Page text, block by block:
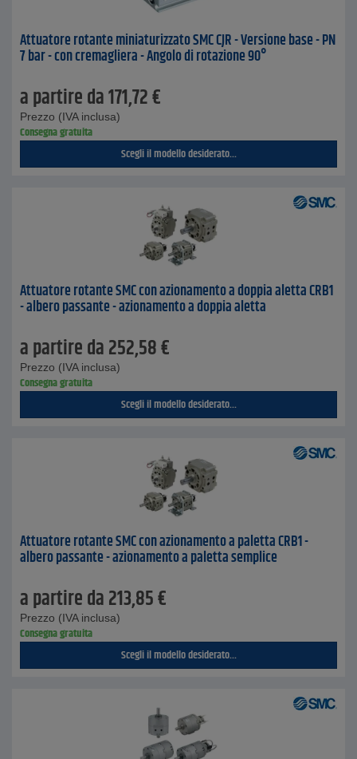
Attuatore rotante miniaturizzato SMC CJR - Versione base - PN
7 bar - con cremagliera - Angolo di rotazione 90°
a partire da171,72€
Prezzo (IVA inclusa)
Consegna gratuita
Scegli il modello desiderato...
Attuatore rotante SMC con azionamento a doppia aletta CRB1
- albero passante - azionamento a doppia aletta
a partire da252,58€
Prezzo (IVA inclusa)
Consegna gratuita
Scegli il modello desiderato...
Attuatore rotante SMC con azionamento a paletta CRB1 -
albero passante - azionamento a paletta semplice
a partire da213,85€
Prezzo (IVA inclusa)
Consegna gratuita
Scegli il modello desiderato...